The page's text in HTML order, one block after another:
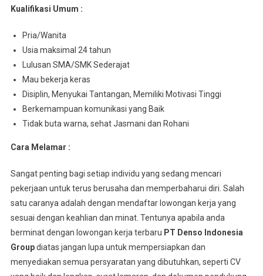
Kualifikasi Umum :
Pria/Wanita
Usia maksimal 24 tahun
Lulusan SMA/SMK Sederajat
Mau bekerja keras
Disiplin, Menyukai Tantangan, Memiliki Motivasi Tinggi
Berkemampuan komunikasi yang Baik
Tidak buta warna, sehat Jasmani dan Rohani
Cara Melamar :
Sangat penting bagi setiap individu yang sedang mencari
pekerjaan untuk terus berusaha dan memperbaharui diri. Salah
satu caranya adalah dengan mendaftar lowongan kerja yang
sesuai dengan keahlian dan minat. Tentunya apabila anda
berminat dengan lowongan kerja terbaru PT Denso Indonesia
Groupdiatas jangan lupa untuk mempersiapkan dan
menyediakan semua persyaratan yang dibutuhkan, seperti CV